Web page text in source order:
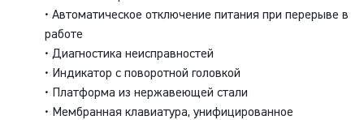
• Автоматическое отключение питания при перерыве в
работе
• Диагностика неисправностей
• Индикатор с поворотной головкой
• Платформа из нержавеющей стали
• Мембранная клавиатура, унифицированное